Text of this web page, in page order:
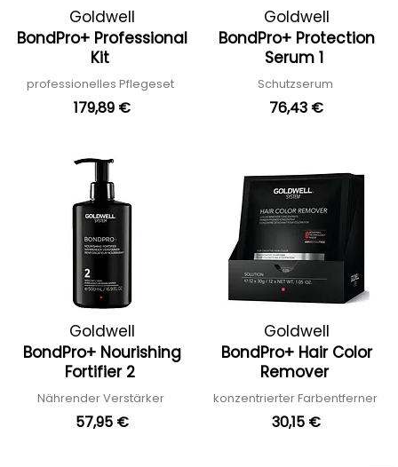
Goldwell
BondPro+ Professional
Kit
professionelles Pflegeset
179,89 €
Goldwell
BondPro+ Protection
Serum 1
Schutzserum
76,43 €
Goldwell
BondPro+ Nourishing
Fortifier 2
Nährender Verstärker
57,95 €
Goldwell
BondPro+ Hair Color
Remover
konzentrierter Farbentferner
30,15 €